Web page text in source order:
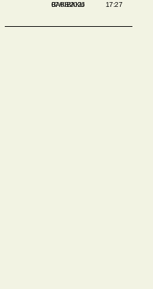
BAKIBAKU
07/08/2026 17:27